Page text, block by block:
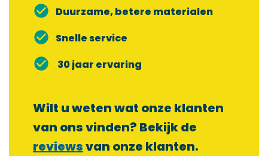
check_circle Duurzame, betere materialen
check_circle Snelle service
check_circle 30 jaar ervaring
Wilt u weten wat onze klanten
van ons vinden? Bekijk de
reviewsvan onze klanten.